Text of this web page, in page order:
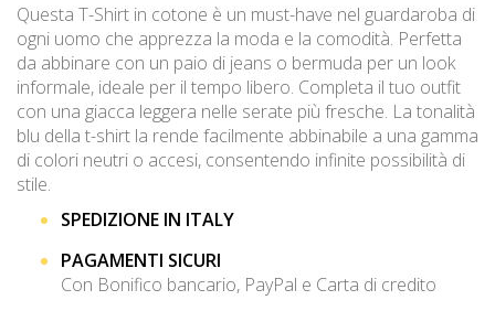
Questa T-Shirt in cotone è un must-have nel guardaroba di
ogni uomo che apprezza la moda e la comodità. Perfetta
da abbinare con un paio di jeans o bermuda per un look
informale, ideale per il tempo libero. Completa il tuo outfit
con una giacca leggera nelle serate più fresche. La tonalità
blu della t-shirt la rende facilmente abbinabile a una gamma
di colori neutri o accesi, consentendo infinite possibilità di
stile.
SPEDIZIONE IN ITALY
PAGAMENTI SICURI
Con Bonifico bancario, PayPal e Carta di credito